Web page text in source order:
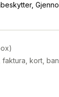
faktura, kort,